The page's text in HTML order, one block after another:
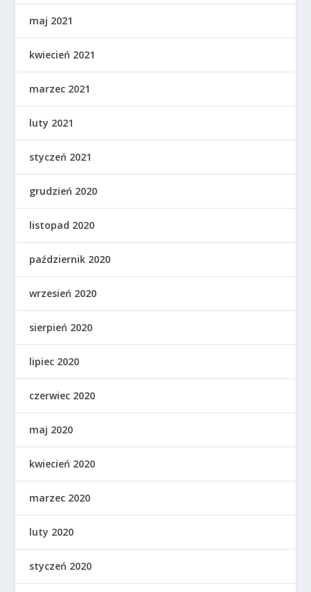
maj 2021
kwiecień 2021
marzec 2021
luty 2021
styczeń 2021
grudzień 2020
listopad 2020
październik 2020
wrzesień 2020
sierpień 2020
lipiec 2020
czerwiec 2020
maj 2020
kwiecień 2020
marzec 2020
luty 2020
styczeń 2020